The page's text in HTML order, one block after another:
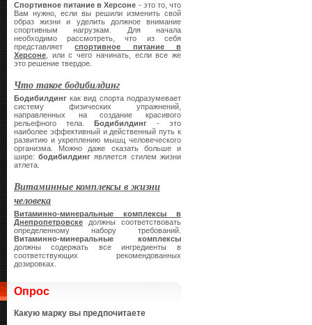
Спортивное питание в Херсоне - это то, что
Вам нужно, если вы решили изменить свой
образ жизни и уделить должное внимание
спортивным нагрузкам. Для начала
необходимо рассмотреть, что из себя
представляетспортивное питание в
Херсоне , или с чего начинать, если все же
это решение твердое.
Что такое бодибилдинг
Бодибилдинг как вид спорта подразумевает
систему физических упражнений,
направленных на создание красивого
рельефного тела. Бодибилдинг - это
наиболее эффективный и действенный путь к
развитию и укреплению мышц человеческого
организма. Можно даже сказать больше и
шире:бодибилдинг является стилем жизни
атлета.
Витаминные комплексы в жизни
человека
Витаминно-минеральные комплексы в
Днепропетровске должны соответствовать
определенному набору требований.
Витаминно-минеральные комплексы
должны содержать все ингредиенты в
соответствующих рекомендованных
дозировках.
Опрос
Какую марку вы предпочитаете